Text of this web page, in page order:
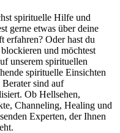
spirituelle Hilfe und
gerne etwas über deine
erfahren? Oder hast du
und möchtest
unserem spirituellen
spirituelle Einsichten
sind auf
Ob Hellsehen,
Channeling, Healing und
Experten, der Ihnen